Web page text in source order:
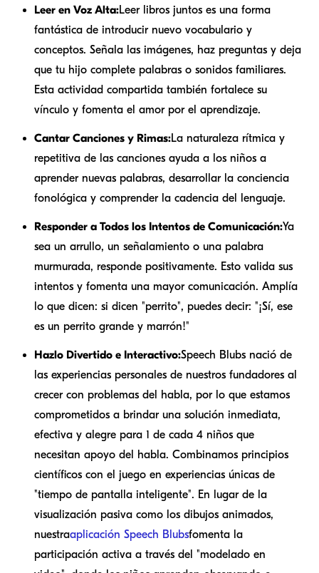
Leer en Voz Alta:Leer libros juntos es una forma
fantástica de introducir nuevo vocabulario y
conceptos. Señala las imágenes, haz preguntas y deja
que tu hijo complete palabras o sonidos familiares.
Esta actividad compartida también fortalece su
vínculo y fomenta el amor por el aprendizaje.
Cantar Canciones y Rimas:La naturaleza rítmica y
repetitiva de las canciones ayuda a los niños a
aprender nuevas palabras, desarrollar la conciencia
fonológica y comprender la cadencia del lenguaje.
Responder a Todos los Intentos de Comunicación:Ya
sea un arrullo, un señalamiento o una palabra
murmurada, responde positivamente. Esto valida sus
intentos y fomenta una mayor comunicación. Amplía
lo que dicen: si dicen "perrito", puedes decir: "¡Sí, ese
es un perrito grande y marrón!"
Hazlo Divertido e Interactivo:Speech Blubs nació de
las experiencias personales de nuestros fundadores al
crecer con problemas del habla, por lo que estamos
comprometidos a brindar una solución inmediata,
efectiva y alegre para 1 de cada 4 niños que
necesitan apoyo del habla. Combinamos principios
científicos con el juego en experiencias únicas de
"tiempo de pantalla inteligente". En lugar de la
visualización pasiva como los dibujos animados,
nuestraaplicación Speech Blubsfomenta la
participación activa a través del "modelado en